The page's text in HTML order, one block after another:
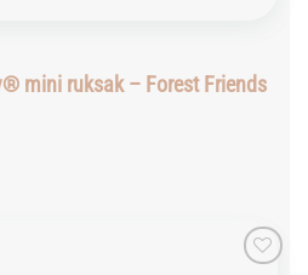
mini ruksak – Forest Friends